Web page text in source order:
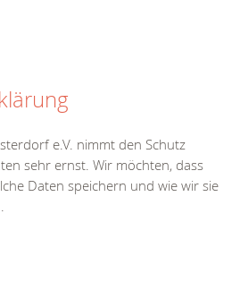
e.V. nimmt den Schutz
sehr ernst. Wir möchten, dass
Daten speichern und wie wir sie